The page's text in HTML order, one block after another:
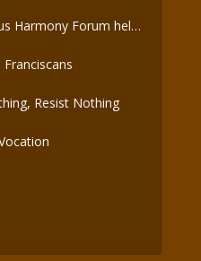
Harmony Forum held
Resist Nothing